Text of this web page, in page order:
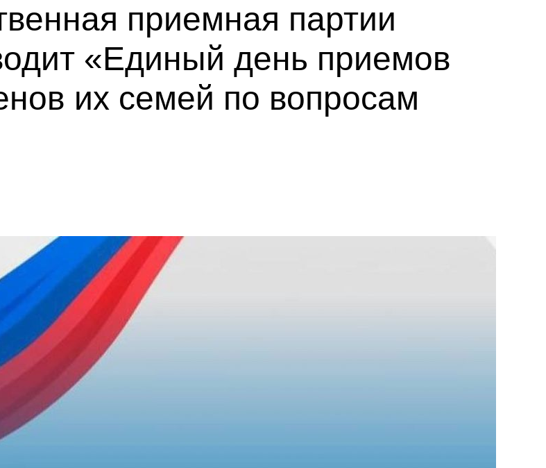
приемная партии
«Единый день приемов
их семей по вопросам